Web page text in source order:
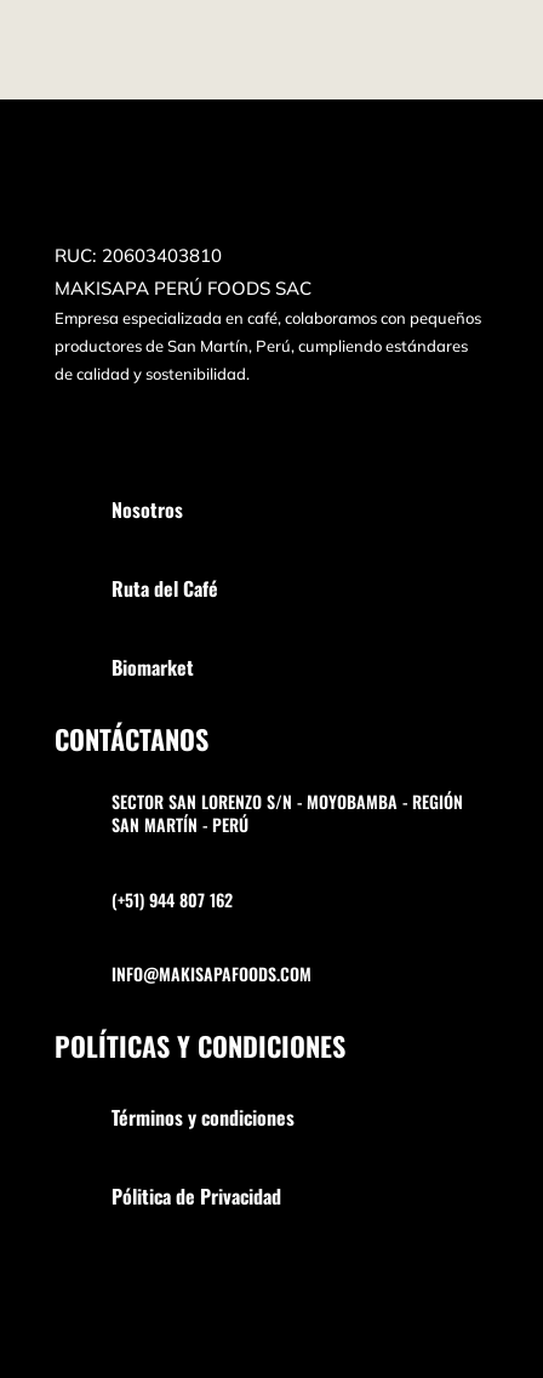
RUC: 20603403810
MAKISAPA PERÚ FOODS SAC
Empresa especializada en café, colaboramos con pequeños
productores de San Martín, Perú, cumpliendo estándares
de calidad y sostenibilidad.
Nosotros
Ruta del Café
Biomarket
CONTÁCTANOS
SECTOR SAN LORENZO S/N - MOYOBAMBA - REGIÓN
SAN MARTÍN - PERÚ
(+51) 944 807 162
INFO@MAKISAPAFOODS.COM
POLÍTICAS Y CONDICIONES
Términos y condiciones
Pólitica de Privacidad